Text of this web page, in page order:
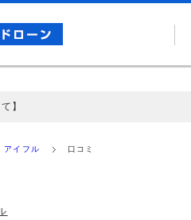
】
した情報提供を行っています。
アイフル 口コミ